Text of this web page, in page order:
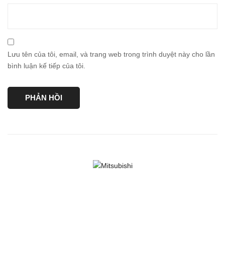
Lưu tên của tôi, email, và trang web trong trình duyệt này cho lần
bình luận kế tiếp của tôi.